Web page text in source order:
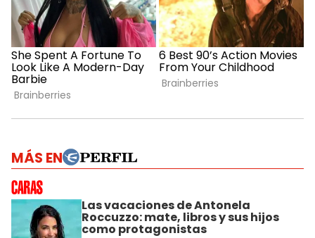
MÁS EN
Las vacaciones de Antonela
Roccuzzo: mate, libros y sus hijos
como protagonistas